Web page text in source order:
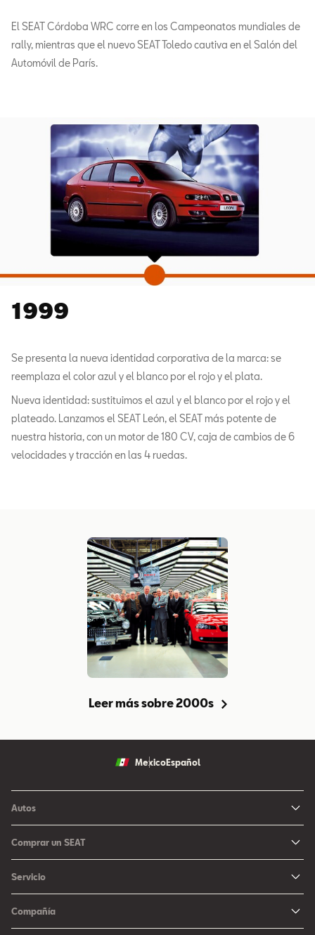
El SEAT Córdoba WRC corre en los Campeonatos mundiales de
rally, mientras que el nuevo SEAT Toledo cautiva en el Salón del
Automóvil de París.
1999
Se presenta la nueva identidad corporativa de la marca: se
reemplaza el color azul y el blanco por el rojo y el plata.
Nueva identidad: sustituimos el azul y el blanco por el rojo y el
plateado. Lanzamos el SEAT León, el SEAT más potente de
nuestra historia, con un motor de 180 CV, caja de cambios de 6
velocidades y tracción en las 4 ruedas.
Leer más sobre 2000s
MexicoEspañol
Autos
Arona
León
Ateca
Comprar un SEAT
Configurador SEAT
Promociones
Servicio
Campaña Bolsas de Aire
Compañía